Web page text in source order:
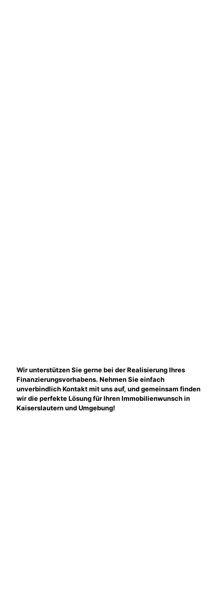
Wir unterstützen Sie gerne bei der Realisierung Ihres
Finanzierungsvorhabens. Nehmen Sie einfach
unverbindlich Kontakt mit uns auf, und gemeinsam finden
wir die perfekte Lösung für Ihren Immobilienwunsch in
Kaiserslautern und Umgebung!